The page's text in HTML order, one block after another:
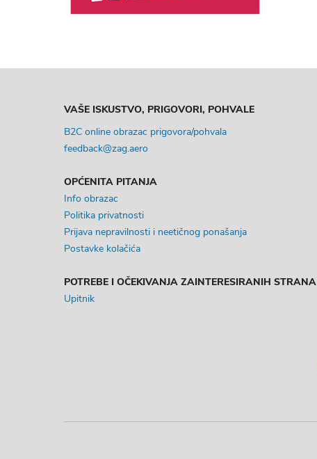
VAŠE ISKUSTVO, PRIGOVORI, POHVALE
B2C online obrazac prigovora/pohvala
feedback@zag.aero
OPĆENITA PITANJA
Info obrazac
Politika privatnosti
Prijava nepravilnosti i neetičnog ponašanja
Postavke kolačića
POTREBE I OČEKIVANJA ZAINTERESIRANIH STRANA
Upitnik